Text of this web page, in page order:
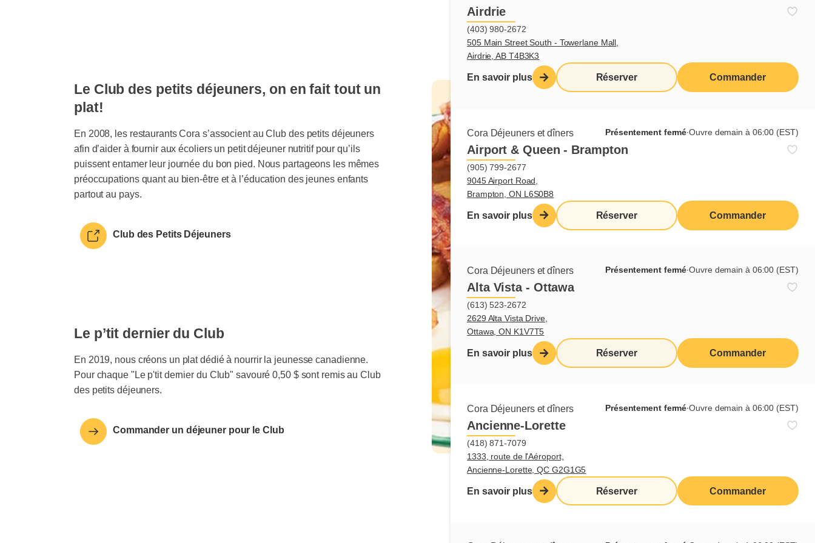
Airdrie
(403) 980-2672
505 Main Street South - Towerlane Mall,
Airdrie, AB T4B3K3
En savoir plus Réserver Commander
Cora Déjeuners et dîners Présentement fermé∙Ouvre demain à 06:00 (EST)
Airport & Queen - Brampton
(905) 799-2677
9045 Airport Road,
Brampton, ON L6S0B8
En savoir plus Réserver Commander
Cora Déjeuners et dîners Présentement fermé∙Ouvre demain à 06:00 (EST)
Alta Vista - Ottawa
(613) 523-2672
2629 Alta Vista Drive,
Ottawa, ON K1V7T5
En savoir plus Réserver Commander
Cora Déjeuners et dîners Présentement fermé∙Ouvre demain à 06:00 (EST)
Ancienne-Lorette
(418) 871-7079
1333, route de l'Aéroport,
Ancienne-Lorette, QC G2G1G5
En savoir plus Réserver Commander
Le Club des petits déjeuners, on en fait tout un
plat!
En 2008, les restaurants Cora s’associent au Club des petits déjeuners
afin d’aider à fournir aux écoliers un petit déjeuner nutritif pour qu’ils
puissent entamer leur journée du bon pied. Nous partageons les mêmes
préoccupations quant au bien-être et à l’éducation des jeunes enfants
partout au pays.
Club des Petits Déjeuners
Le p’tit dernier du Club
En 2019, nous créons un plat dédié à nourrir la jeunesse canadienne.
Pour chaque "Le p'tit dernier du Club" savouré 0,50 $ sont remis au Club
des petits déjeuners.
Commander un déjeuner pour le Club